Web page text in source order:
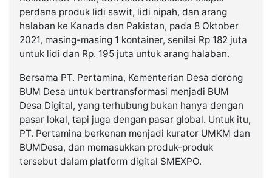
perdana produk lidi sawit, lidi nipah, dan arang
halaban ke Kanada dan Pakistan, pada 8 Oktober
2021, masing-masing 1 kontainer, senilai Rp 182 juta
untuk lidi dan Rp. 195 juta untuk arang halaban.
Bersama PT. Pertamina, Kementerian Desa dorong
BUM Desa untuk bertransformasi menjadi BUM
Desa Digital, yang terhubung bukan hanya dengan
pasar lokal, tapi juga dengan pasar global. Untuk itu,
PT. Pertamina berkenan menjadi kurator UMKM dan
BUMDesa, dan memasukkan produk-produk
tersebut dalam platform digital SMEXPO.